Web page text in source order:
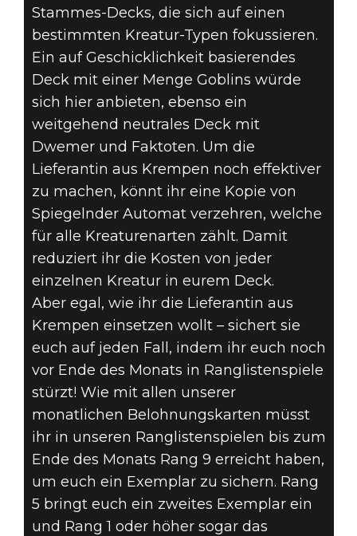
Stammes-Decks, die sich auf einen
bestimmten Kreatur-Typen fokussieren.
Ein auf Geschicklichkeit basierendes
Deck mit einer Menge Goblins würde
sich hier anbieten, ebenso ein
weitgehend neutrales Deck mit
Dwemer und Faktoten. Um die
Lieferantin aus Krempen noch effektiver
zu machen, könnt ihr eine Kopie von
Spiegelnder Automat verzehren, welche
für alle Kreaturenarten zählt. Damit
reduziert ihr die Kosten von jeder
einzelnen Kreatur in eurem Deck.
Aber egal, wie ihr die Lieferantin aus
Krempen einsetzen wollt – sichert sie
euch auf jeden Fall, indem ihr euch noch
vor Ende des Monats in Ranglistenspiele
stürzt! Wie mit allen unserer
monatlichen Belohnungskarten müsst
ihr in unseren Ranglistenspielen bis zum
Ende des Monats Rang 9 erreicht haben,
um euch ein Exemplar zu sichern. Rang
5 bringt euch ein zweites Exemplar ein
und Rang 1 oder höher sogar das